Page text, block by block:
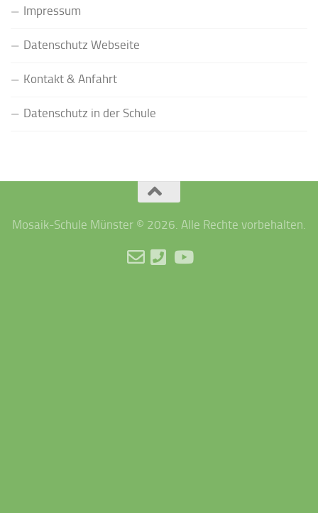
Impressum
Datenschutz Webseite
Kontakt & Anfahrt
Datenschutz in der Schule
Mosaik-Schule Münster © 2026. Alle Rechte vorbehalten.